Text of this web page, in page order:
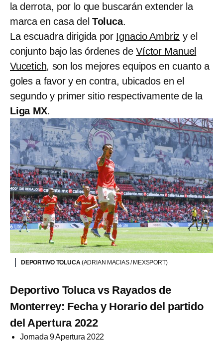
la derrota, por lo que buscarán extender la
marca en casa del Toluca.
La escuadra dirigida por Ignacio Ambriz y el
conjunto bajo las órdenes deVíctor Manuel
Vucetich, son los mejores equipos en cuanto a
goles a favor y en contra, ubicados en el
segundo y primer sitio respectivamente de la
Liga MX.
DEPORTIVO TOLUCA(ADRIAN MACIAS / MEXSPORT)
Deportivo Toluca vs Rayados de
Monterrey: Fecha y Horario del partido
del Apertura 2022
Jornada 9 Apertura 2022